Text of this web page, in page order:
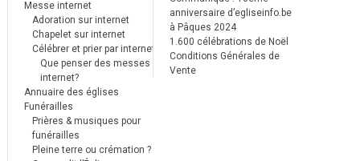
Messe internet
Adoration sur internet
Chapelet sur internet
Célébrer et prier par internet
Que penser des messes
internet?
Annuaire des églises
Funérailles
Prières & musiques pour
funérailles
Pleine terre ou crémation ?
anniversaire d’egliseinfo.be
à Pâques 2024
1.600 célébrations de Noël
Conditions Générales de
Vente